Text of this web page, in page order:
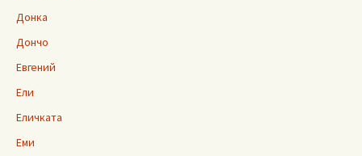
Донка
Дончо
Евгений
Ели
Еличката
Еми